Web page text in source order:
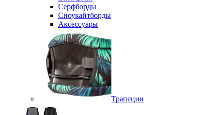
Серфборды
Сноукайтборды
Аксессуары
Трапеции